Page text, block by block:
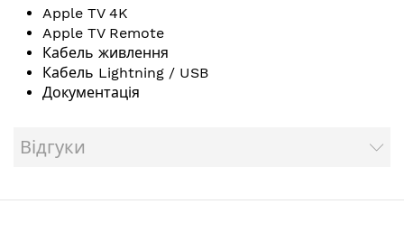
Apple TV 4K
Apple TV Remote
Кабель живлення
Кабель Lightning / USB
Документація
Відгуки